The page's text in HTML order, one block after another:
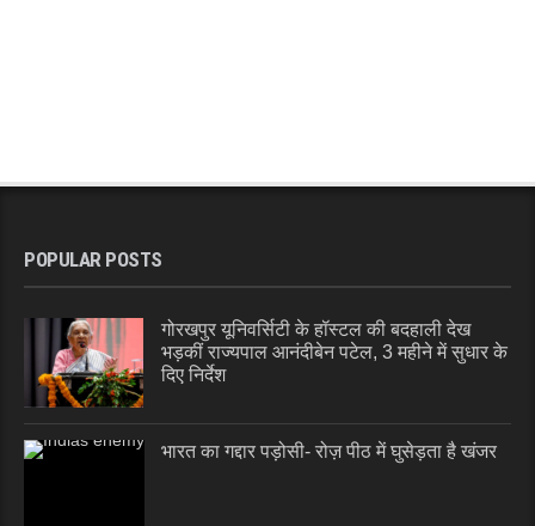
POPULAR POSTS
गोरखपुर यूनिवर्सिटी के हॉस्टल की बदहाली देख
भड़कीं राज्यपाल आनंदीबेन पटेल, 3 महीने में सुधार के
दिए निर्देश
भारत का गद्दार पड़ोसी- रोज़ पीठ में घुसेड़ता है खंजर